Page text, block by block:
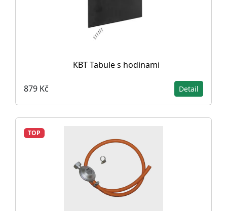
KBT Tabule s hodinami
879 Kč Detail
TOP